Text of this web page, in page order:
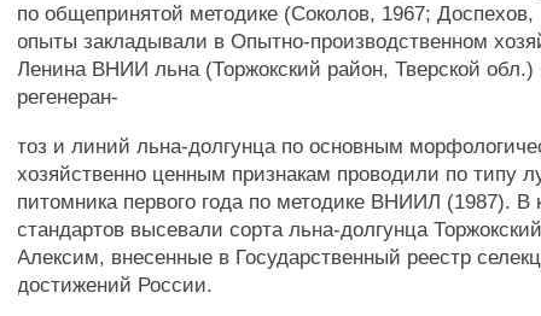
по общепринятой методике (Соколов, 1967;
опыты закладывали в Опытно-производственном
Ленина ВНИИ льна (Торжокский район, Тверской обл.)
регенеран-
тоз и линий льна-долгунца по основным
хозяйственно ценным признакам проводили по типу
питомника первого года по методике ВНИИЛ (1987). В
стандартов высевали сорта льна-долгунца
Алексим, внесенные в Государственный реестр
достижений России.